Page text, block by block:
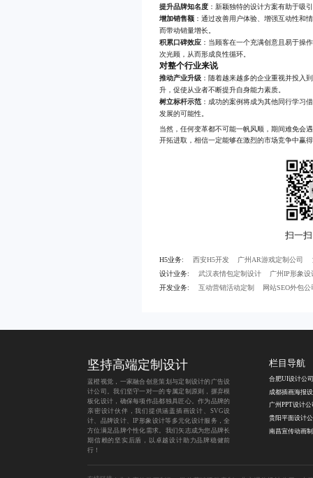
提升品牌知名度 ：新颖独特的设计方案有助于吸
增加销售额 ：通过改善用户体验、增强互动性和
而带动销量增长。
积累口碑效应 ：当顾客在一个充满创意且易于操
次光顾，从而形成良性循环。
对整个行业来说
推动产业升级 ：随着越来越多的企业重视并投入
升，促使从业者不断提升自身能力素质。
树立标杆示范 ：成功的案例将成为其他同行学习
发展的可能性。
当然，任何变革都不可能一帆风顺，期间难免会
开拓进取，相信一定能够在激烈的市场竞争中赢
H5业务: 西安H5开发 广州AR游戏定制公司
设计业务:
武汉表情包定制设计
广州IP形象设
开发业务:
互动营销活动定制 网站SEO外包公
坚持高端定制设计
蓝橙视觉，一家融合创意策划与定制设计的 广告设
计公司 。我们坚守一对一的专属定制原则，摒弃模
板化设计，确保每项作品都独具匠心。作为品牌的
亲密设计伙伴，我们提供涵盖 插画设计 、 SVG设
计、 品牌设计、IP形象设计等多元化设计服务，全
方位满足品牌个性化需求。我们矢志成为您品牌长
期信赖的坚实后盾，以卓越设计助力品牌稳健前
行！
栏目导航
合肥UI设计公司
成都插画海报
广州PPT设计公
贵阳平面设计
南昌宣传动画